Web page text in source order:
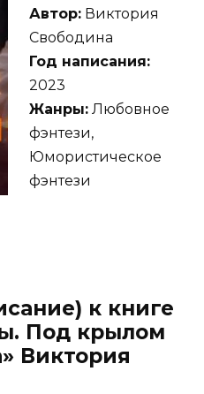
Автор: Виктория
Свободина
Год написания:
2023
Жанры: Любовное
фэнтези,
Юмористическое
фэнтези
к книге
Под крылом
Виктория